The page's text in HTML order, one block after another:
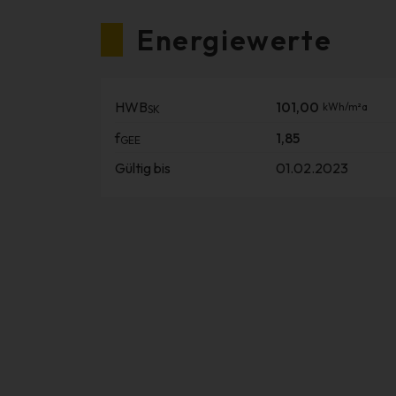
Energiewerte
HWBSK 101,00 kWh/m²a
fGEE
1,85
Gültig bis
01.02.2023